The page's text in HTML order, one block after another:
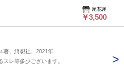
尾花屋
￥3,500
著、綺想社、2021年
スレ等多少ございます。